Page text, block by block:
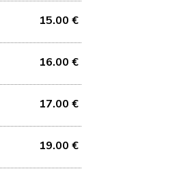
15.00 €
16.00 €
17.00 €
19.00 €